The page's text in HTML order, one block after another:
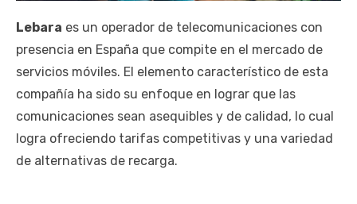
Lebara es un operador de telecomunicaciones con
presencia en España que compite en el mercado de
servicios móviles. El elemento característico de esta
compañía ha sido su enfoque en lograr que las
comunicaciones sean asequibles y de calidad, lo cual
logra ofreciendo tarifas competitivas y una variedad
de alternativas de recarga.